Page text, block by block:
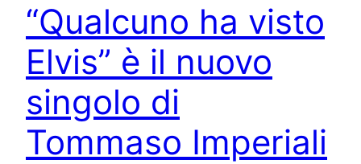
“Qualcuno ha visto
Elvis” è il nuovo
singolo di
Tommaso Imperiali